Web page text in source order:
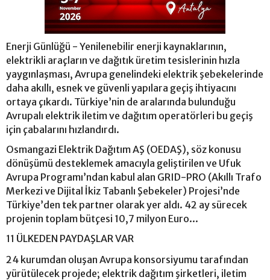
Enerji Günlüğü - Yenilenebilir enerji kaynaklarının,
elektrikli araçların ve dağıtık üretim tesislerinin hızla
yaygınlaşması, Avrupa genelindeki elektrik şebekelerinde
daha akıllı, esnek ve güvenli yapılara geçiş ihtiyacını
ortaya çıkardı. Türkiye’nin de aralarında bulunduğu
Avrupalı elektrik iletim ve dağıtım operatörleri bu geçiş
için çabalarını hızlandırdı.
Osmangazi Elektrik Dağıtım AŞ (OEDAŞ), söz konusu
dönüşümü desteklemek amacıyla geliştirilen ve Ufuk
Avrupa Programı’ndan kabul alan GRID-PRO (Akıllı Trafo
Merkezi ve Dijital İkiz Tabanlı Şebekeler) Projesi’nde
Türkiye’den tek partner olarak yer aldı. 42 ay sürecek
projenin toplam bütçesi 10,7 milyon Euro...
11 ÜLKEDEN PAYDAŞLAR VAR
24 kurumdan oluşan Avrupa konsorsiyumu tarafından
yürütülecek projede; elektrik dağıtım şirketleri, iletim